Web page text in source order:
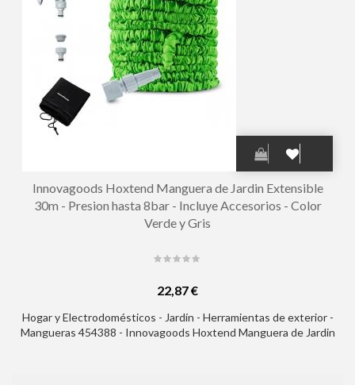
Innovagoods Hoxtend Manguera de Jardin Extensible
30m - Presion hasta 8bar - Incluye Accesorios - Color
Verde y Gris
22,87 €
Hogar y Electrodomésticos - Jardín - Herramientas de exterior -
Mangueras 454388 - Innovagoods Hoxtend Manguera de Jardin